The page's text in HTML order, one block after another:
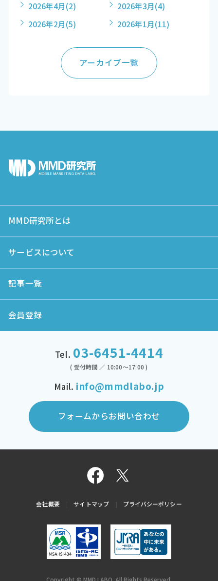
2026年4月(2) 2026年3月(4)
2026年2月(5) 2026年1月(11)
アーカイブ一覧
MMD研究所とは
サービスについて
記事一覧
会員登録
Tel. 03-6451-4414
( 受付時間 ／ 10:00～17:00 )
Mail. info@mmdlabo.jp
フォームからお問い合わせ
会社概要 サイトマップ プライバシーポリシー
Copyright © MMD LABO. All Rights Reserved.